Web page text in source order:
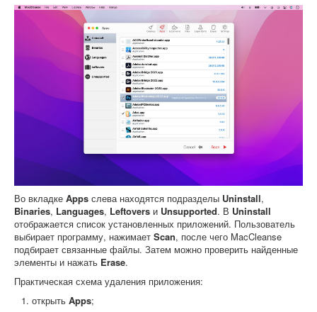
Во вкладке Apps слева находятся подразделы Uninstall,
Binaries, Languages, Leftovers и Unsupported. В Uninstall
отображается список установленных приложений. Пользователь
выбирает программу, нажимает Scan, после чего MacCleanse
подбирает связанные файлы. Затем можно проверить найденные
элементы и нажать Erase.
Практическая схема удаления приложения:
открыть Apps;